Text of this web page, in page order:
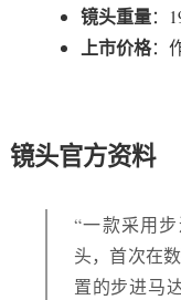
镜头重量：
上市价格：
镜头官方资料
“一款采用
头，首次在
置的步进马